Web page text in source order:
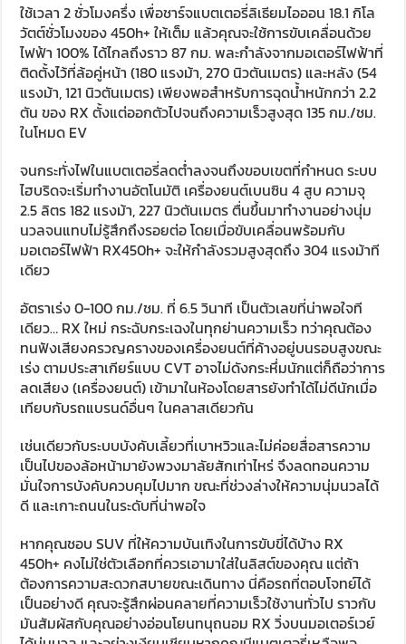
ใช้เวลา 2 ชั่วโมงครึ่ง เพื่อชาร์จแบตเตอรี่ลิเธียมไอออน 18.1 กิโล
วัตต์ชั่วโมงของ 450h+ ให้เต็ม แล้วคุณจะใช้การขับเคลื่อนด้วย
ไฟฟ้า 100% ได้ไกลถึงราว 87 กม. พละกำลังจากมอเตอร์ไฟฟ้าที่
ติดตั้งไว้ที่ล้อคู่หน้า (180 แรงม้า, 270 นิวตันเมตร) และหลัง (54
แรงม้า, 121 นิวตันเมตร) เพียงพอสำหรับการฉุดน้ำหนักกว่า 2.2
ตัน ของ RX ตั้งแต่ออกตัวไปจนถึงความเร็วสูงสุด 135 กม./ชม.
ในโหมด EV
จนกระทั่งไฟในแบตเตอรี่ลดต่ำลงจนถึงขอบเขตที่กำหนด ระบบ
ไฮบริดจะเริ่มทำงานอัตโนมัติ เครื่องยนต์เบนซิน 4 สูบ ความจุ
2.5 ลิตร 182 แรงม้า, 227 นิวตันเมตร ตื่นขึ้นมาทำงานอย่างนุ่ม
นวลจนแทบไม่รู้สึกถึงรอยต่อ โดยเมื่อขับเคลื่อนพร้อมกับ
มอเตอร์ไฟฟ้า RX450h+ จะให้กำลังรวมสูงสุดถึง 304 แรงม้าที
เดียว
อัตราเร่ง 0-100 กม./ชม. ที่ 6.5 วินาที เป็นตัวเลขที่น่าพอใจที
เดียว… RX ใหม่ กระฉับกระเฉงในทุกย่านความเร็ว ทว่าคุณต้อง
ทนฟังเสียงครวญครางของเครื่องยนต์ที่ค้างอยู่บนรอบสูงขณะ
เร่ง ตามประสาเกียร์แบบ CVT อาจไม่ดังกระหึ่มนักแต่ก็ถือว่าการ
ลดเสียง (เครื่องยนต์) เข้ามาในห้องโดยสารยังทำได้ไม่ดีนักเมื่อ
เทียบกับรถแบรนด์อื่นๆ ในคลาสเดียวกัน
เช่นเดียวกับระบบบังคับเลี้ยวที่เบาหวิวและไม่ค่อยสื่อสารความ
เป็นไปของล้อหน้ามายังพวงมาลัยสักเท่าไหร่ จึงลดทอนความ
มั่นใจการบังคับควบคุมไปมาก ขณะที่ช่วงล่างให้ความนุ่มนวลได้
ดี และเกาะถนนในระดับที่น่าพอใจ
หากคุณชอบ SUV ที่ให้ความบันเทิงในการขับขี่ได้บ้าง RX
450h+ คงไม่ใช่ตัวเลือกที่ควรเอามาใส่ในลิสต์ของคุณ แต่ถ้า
ต้องการความสะดวกสบายขณะเดินทาง นี่คือรถที่ตอบโจทย์ได้
เป็นอย่างดี คุณจะรู้สึกผ่อนคลายที่ความเร็วใช้งานทั่วไป ราวกับ
มันสัมผัสกับคุณอย่างอ่อนโยนทนุถนอม RX วิ่งบนมอเตอร์เวย์